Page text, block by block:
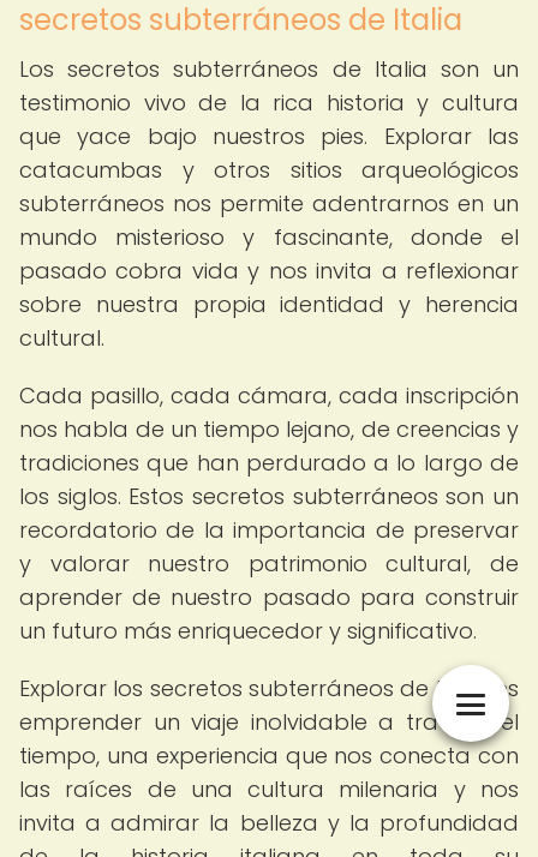
secretos subterráneos de Italia
Los secretos subterráneos de Italia son un
testimonio vivo de la rica historia y cultura
que yace bajo nuestros pies. Explorar las
catacumbas y otros sitios arqueológicos
subterráneos nos permite adentrarnos en un
mundo misterioso y fascinante, donde el
pasado cobra vida y nos invita a reflexionar
sobre nuestra propia identidad y herencia
cultural.
Cada pasillo, cada cámara, cada inscripción
nos habla de un tiempo lejano, de creencias y
tradiciones que han perdurado a lo largo de
los siglos. Estos secretos subterráneos son un
recordatorio de la importancia de preservar
y valorar nuestro patrimonio cultural, de
aprender de nuestro pasado para construir
un futuro más enriquecedor y significativo.
Explorar los secretos subterráneos de Italia es
emprender un viaje inolvidable a través del
tiempo, una experiencia que nos conecta con
las raíces de una cultura milenaria y nos
invita a admirar la belleza y la profundidad